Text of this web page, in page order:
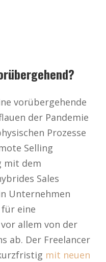
vorübergehende
der Pandemie
Prozesse
Selling
mit dem
Sales
Unternehmen
eine
allem von der
ab. Der Freelancer
mit neuen